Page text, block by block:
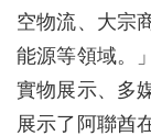
空物流、大宗
能源等領域。
實物展示、多
展示了阿聯酋